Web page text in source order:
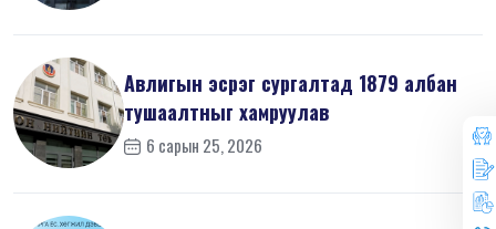
Авлигын эсрэг сургалтад 1879 албан
тушаалтныг хамруулав
6 сарын 25, 2026